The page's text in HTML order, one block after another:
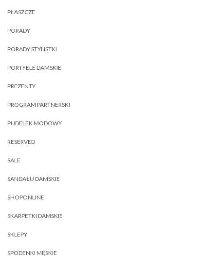
PŁASZCZE
PORADY
PORADY STYLISTKI
PORTFELE DAMSKIE
PREZENTY
PROGRAM PARTNERSKI
PUDELEK MODOWY
RESERVED
SALE
SANDAŁU DAMSKIE
SHOPONLINE
SKARPETKI DAMSKIE
SKLEPY
SPODENKI MĘSKIE